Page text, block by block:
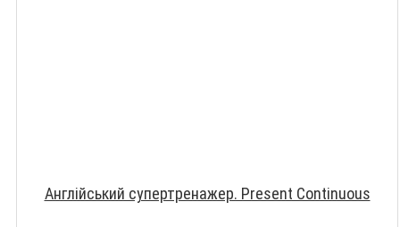
Англійський супертренажер. Present Continuous